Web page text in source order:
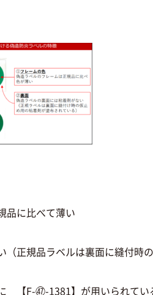
品に比べて薄い
正規品ラベルは裏面に縫付時
【F-㊼-1381】が用いられてい